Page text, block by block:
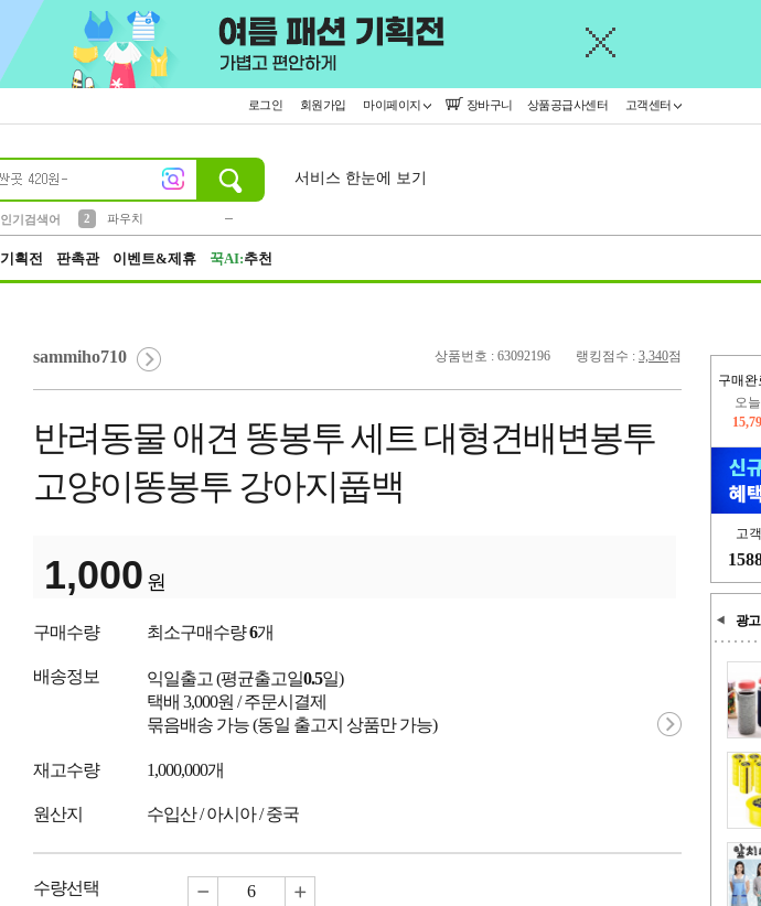
로그인 회원가입 마이페이지 장바구니 상품공급사센터 고객센터
인기검색어
2
파우치
3
서비스 한눈에 보기
기획전 판촉관 이벤트&제휴 꾹AI:추천
구매완
오
고
광고
상품번호 : 63092196 랭킹점수 : 3,340점
sammiho710
반려동물 애견 똥봉투 세트 대형견배변봉투
고양이똥봉투 강아지풉백
1,000 원
구매수량 최소구매수량6개
배송정보 익일출고 (평균출고일0.5일)
택배 3,000원 / 주문시결제
묶음배송 가능 (동일 출고지 상품만 가능)
재고수량 1,000,000개
원산지 수입산 / 아시아 / 중국
수량선택